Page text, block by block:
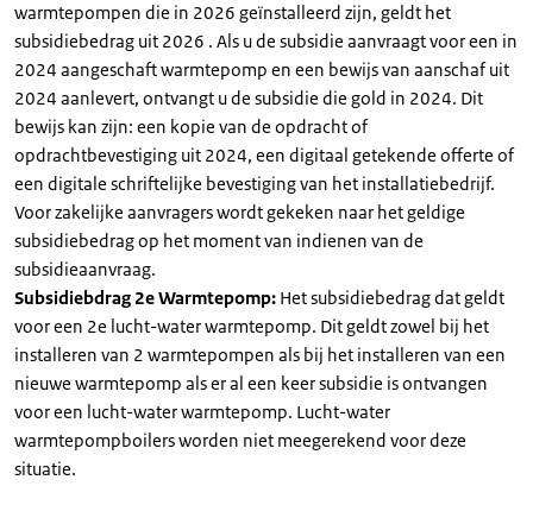
warmtepompen die in 2026 geïnstalleerd zijn, geldt het
subsidiebedrag uit 2026 . Als u de subsidie aanvraagt voor een in
2024 aangeschaft warmtepomp en een bewijs van aanschaf uit
2024 aanlevert, ontvangt u de subsidie die gold in 2024. Dit
bewijs kan zijn: een kopie van de opdracht of
opdrachtbevestiging uit 2024, een digitaal getekende offerte of
een digitale schriftelijke bevestiging van het installatiebedrijf.
Voor zakelijke aanvragers wordt gekeken naar het geldige
subsidiebedrag op het moment van indienen van de
subsidieaanvraag.
Subsidiebdrag 2e Warmtepomp: Het subsidiebedrag dat geldt
voor een 2e lucht-water warmtepomp. Dit geldt zowel bij het
installeren van 2 warmtepompen als bij het installeren van een
nieuwe warmtepomp als er al een keer subsidie is ontvangen
voor een lucht-water warmtepomp. Lucht-water
warmtepompboilers worden niet meegerekend voor deze
situatie.